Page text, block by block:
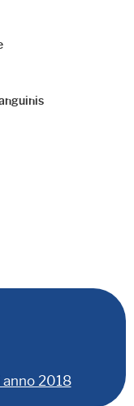
anno 2018